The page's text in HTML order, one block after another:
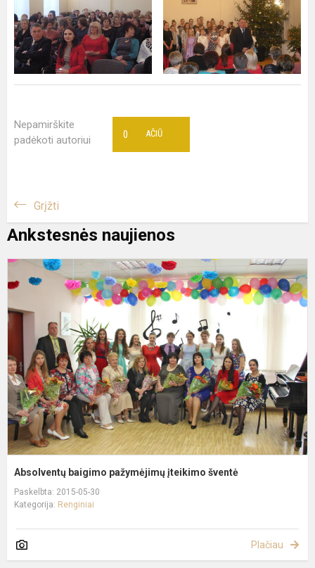
Nepamirškite
padėkoti autoriui
AČIŪ
0
Grįžti
Ankstesnės naujienos
Absolventų baigimo pažymėjimų įteikimo šventė
Paskelbta: 2015-05-30
Kategorija: Renginiai
Plačiau